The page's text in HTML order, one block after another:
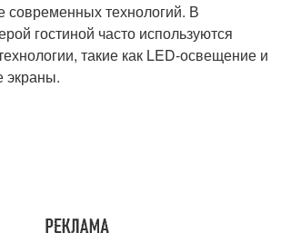
современных технологий. В
гостиной часто используются
такие как LED-освещение и
экраны.